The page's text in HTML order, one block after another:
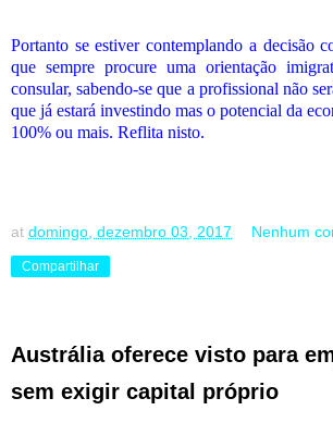
Portanto se estiver contemplando a decisão
que sempre procure uma orientação
consular, sabendo-se que a profissional não
que já estará investindo mas o potencial da
100% ou mais. Reflita nisto.
at domingo, dezembro 03, 2017 Nenhum
Compartilhar
Austrália oferece visto para
sem exigir capital próprio